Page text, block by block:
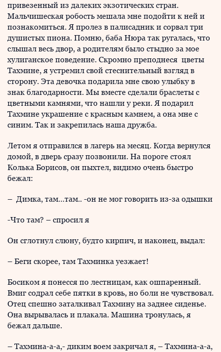
привезенный из далеких экзотических стран.
Мальчишеская робость мешала мне подойти к ней и
познакомиться. Я пролез в палисадник и сорвал три
душистых пиона. Помню, баба Нюра так ругалась, что
слышал весь двор, а родителям было стыдно за мое
хулиганское поведение. Скромно преподнеся цветы
Тахмине, я устремил свой стеснительный взгляд в
сторону. Эта девочка подарила мне свою улыбку в
знак благодарности. Мы вместе сделали браслеты с
цветными камнями, что нашли у реки. Я подарил
Тахмине украшение с красным камнем, а она мне с
синим. Так и закрепилась наша дружба.
Летом я отправился в лагерь на месяц. Когда вернулся
домой, в дверь сразу позвонили. На пороге стоял
Колька Борисов, он пыхтел, видимо очень быстро
бежал:
– Димка, там…там.. -он не мог говорить из-за одышки
-Что там? – спросил я
Он сглотнул слюну, будто кирпич, и наконец, выдал:
– Беги скорее, там Тахминка уезжает!
Босиком я понесся по лестницам, как ошпаренный.
Вмиг содрал себе пятки в кровь, но боли не чувствовал.
Отец спешно заталкивал Тахмину на заднее сиденье.
Она вырывалась и плакала. Машина тронулась, я
бежал дальше.
– Тахмина-а-а,- диким воем закричал я, – Тахмина-а-а,